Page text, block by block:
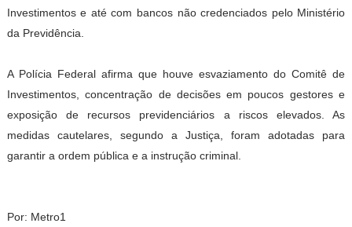
Investimentos e até com bancos não credenciados pelo Ministério
da Previdência.
A Polícia Federal afirma que houve esvaziamento do Comitê de
Investimentos, concentração de decisões em poucos gestores e
exposição de recursos previdenciários a riscos elevados. As
medidas cautelares, segundo a Justiça, foram adotadas para
garantir a ordem pública e a instrução criminal.
Por: Metro1